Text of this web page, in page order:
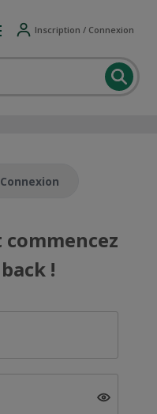
Inscription / Connexion
Connexion
!